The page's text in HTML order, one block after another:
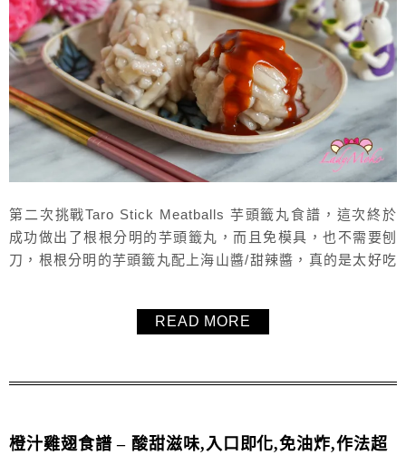
第二次挑戰Taro Stick Meatballs 芋頭籤丸食譜，這次終於
成功做出了根根分明的芋頭籤丸，而且免模具，也不需要刨
刀，根根分明的芋頭籤丸配上海山醬/甜辣醬，真的是太好吃
Meatballs 芋頭籤丸食譜給大家！
READ MORE
橙汁雞翅食譜 – 酸甜滋味,入口即化,免油炸,作法超